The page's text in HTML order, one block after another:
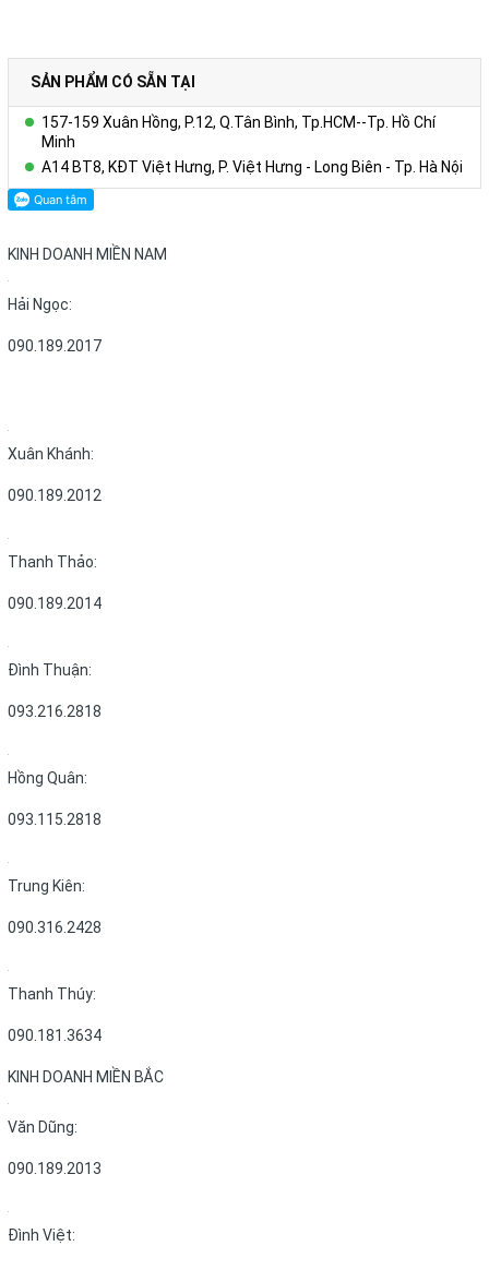
SẢN PHẨM CÓ SẴN TẠI
157-159 Xuân Hồng, P.12, Q.Tân Bình, Tp.HCM--Tp. Hồ Chí
Minh
A14 BT8, KĐT Việt Hưng, P. Việt Hưng - Long Biên - Tp. Hà Nội
KINH DOANH MIỀN NAM
Hải Ngọc:
090.189.2017
Xuân Khánh:
090.189.2012
Thanh Thảo:
090.189.2014
Đình Thuận:
093.216.2818
Hồng Quân:
093.115.2818
Trung Kiên:
090.316.2428
Thanh Thúy:
090.181.3634
KINH DOANH MIỀN BẮC
Văn Dũng:
090.189.2013
Đình Việt: